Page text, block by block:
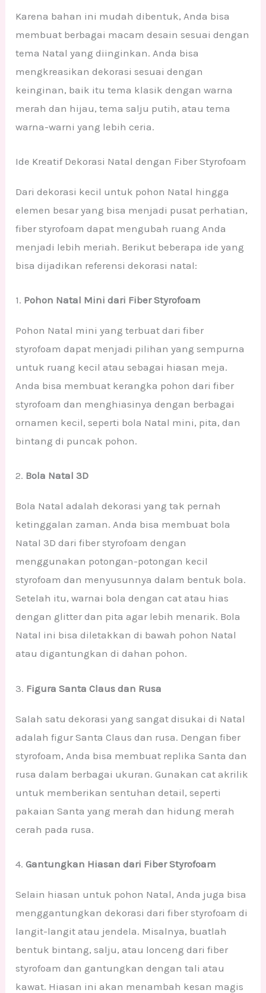
Karena bahan ini mudah dibentuk, Anda bisa
membuat berbagai macam desain sesuai dengan
tema Natal yang diinginkan. Anda bisa
mengkreasikan dekorasi sesuai dengan
keinginan, baik itu tema klasik dengan warna
merah dan hijau, tema salju putih, atau tema
warna-warni yang lebih ceria.
Ide Kreatif Dekorasi Natal dengan Fiber Styrofoam
Dari dekorasi kecil untuk pohon Natal hingga
elemen besar yang bisa menjadi pusat perhatian,
fiber styrofoam dapat mengubah ruang Anda
menjadi lebih meriah. Berikut beberapa ide yang
bisa dijadikan referensi dekorasi natal:
1. Pohon Natal Mini dari Fiber Styrofoam
Pohon Natal mini yang terbuat dari fiber
styrofoam dapat menjadi pilihan yang sempurna
untuk ruang kecil atau sebagai hiasan meja.
Anda bisa membuat kerangka pohon dari fiber
styrofoam dan menghiasinya dengan berbagai
ornamen kecil, seperti bola Natal mini, pita, dan
bintang di puncak pohon.
2. Bola Natal 3D
Bola Natal adalah dekorasi yang tak pernah
ketinggalan zaman. Anda bisa membuat bola
Natal 3D dari fiber styrofoam dengan
menggunakan potongan-potongan kecil
styrofoam dan menyusunnya dalam bentuk bola.
Setelah itu, warnai bola dengan cat atau hias
dengan glitter dan pita agar lebih menarik. Bola
Natal ini bisa diletakkan di bawah pohon Natal
atau digantungkan di dahan pohon.
3. Figura Santa Claus dan Rusa
Salah satu dekorasi yang sangat disukai di Natal
adalah figur Santa Claus dan rusa. Dengan fiber
styrofoam, Anda bisa membuat replika Santa dan
rusa dalam berbagai ukuran. Gunakan cat akrilik
untuk memberikan sentuhan detail, seperti
pakaian Santa yang merah dan hidung merah
cerah pada rusa.
4.Gantungkan Hiasan dari Fiber Styrofoam
Selain hiasan untuk pohon Natal, Anda juga bisa
menggantungkan dekorasi dari fiber styrofoam di
langit-langit atau jendela. Misalnya, buatlah
bentuk bintang, salju, atau lonceng dari fiber
styrofoam dan gantungkan dengan tali atau
kawat. Hiasan ini akan menambah kesan magis